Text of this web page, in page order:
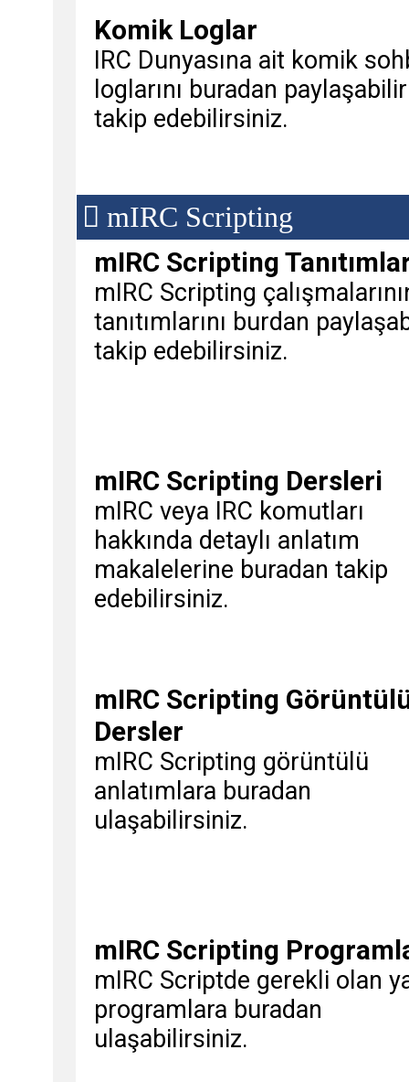
Komik Loglar
IRC Dunyasına ait komik
loglarını buradan
takip edebilirsiniz.
mIRC Scripting
mIRC Scripting
mIRC Scripting
tanıtımlarını burdan
takip edebilirsiniz.
mIRC Scripting Dersleri
mIRC veya IRC komutları
hakkında detaylı anlatım
makalelerine buradan takip
edebilirsiniz.
mIRC Scripting
Dersler
mIRC Scripting görüntülü
anlatımlara buradan
ulaşabilirsiniz.
mIRC Scripting
mIRC Scriptde gerekli olan
programlara buradan
ulaşabilirsiniz.